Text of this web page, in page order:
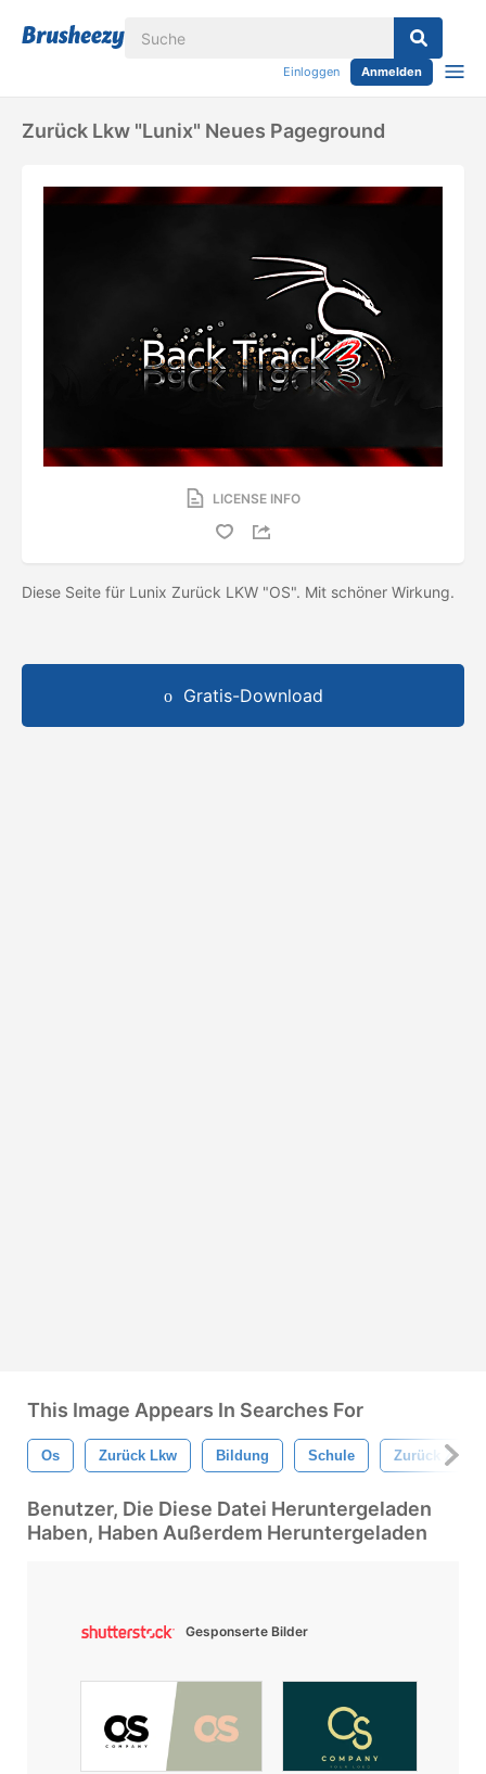
Einloggen Anmelden
Zurück Lkw "lunix" Neues Pageground
LICENSE INFO
Diese Seite für Lunix Zurück LKW "OS". Mit schöner Wirkung.
Gratis-Download
This Image Appears In Searches For
Os Zurück Lkw Bildung Schule Zurück Zur
Benutzer, Die Diese Datei Heruntergeladen
Haben, Haben Außerdem Heruntergeladen
Gesponserte Bilder